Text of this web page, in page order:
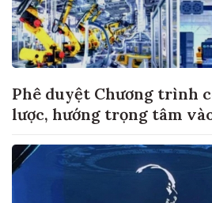
Phê duyệt Chương trình
lược, hướng trọng tâm